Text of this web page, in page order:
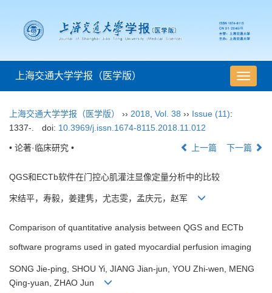
导
航
上海交通大学学报（医学版）
上海交通大学学报（医学版） ›› 2018 Vol. 38 ›› Issue (11):
1337-.
doi: 10.3969/j.issn.1674-8115.2018.11.012
• 论著·临床研究 • 上一篇 下一篇
QGS和ECTb软件在门控心肌灌注显像定量分析中的比较
宋结平，寿毅，姜建隽，尤志雯，孟庆元，赵军
Comparison of quantitative analysis between QGS and ECTb
software programs used in gated myocardial perfusion imaging
SONG Jie-ping, SHOU Yi, JIANG Jian-jun, YOU Zhi-wen, MENG
Qing-yuan, ZHAO Jun